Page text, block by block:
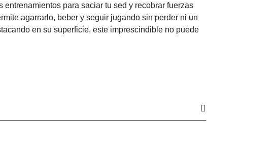
para saciar tu sed y recobrar fuerzas
agarrarlo, beber y seguir jugando sin perder ni un
en su superficie, este imprescindible no puede